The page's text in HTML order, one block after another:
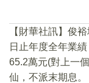
【財華社訊】俊
日止年度全年業
65.2萬元(對上一
仙，不派末期息。